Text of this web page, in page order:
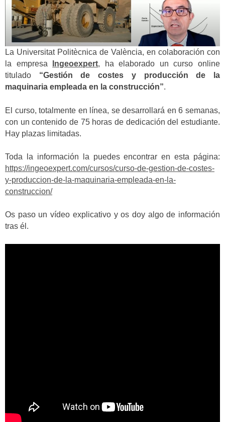
La Universitat Politècnica de València, en colaboración con
la empresa
Ingeoexpert, ha elaborado un curso online
titulado “Gestión de costes y producción de la
maquinaria empleada en la construcción”.
El curso, totalmente en línea, se desarrollará en 6 semanas,
con un contenido de 75 horas de dedicación del estudiante.
Hay plazas limitadas.
Toda la información la puedes encontrar en esta página:
https://ingeoexpert.com/cursos/curso-de-gestion-de-costes-
y-produccion-de-la-maquinaria-empleada-en-la-
construccion/
Os paso un vídeo explicativo y os doy algo de información
tras él.